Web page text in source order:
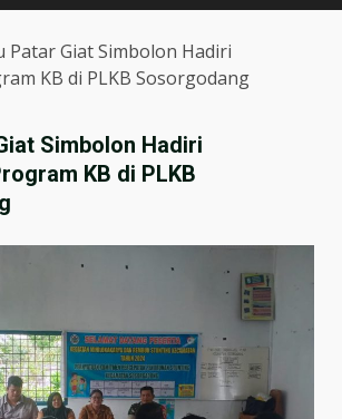
Patar Giat Simbolon Hadiri
KB di PLKB Sosorgodang
Simbolon Hadiri
KB di PLKB